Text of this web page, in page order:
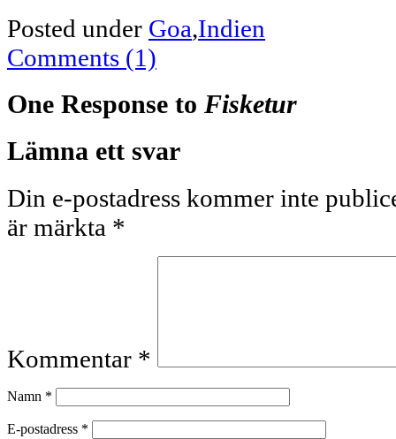
Posted under Goa,Indien
Comments (1)
One Response to Fisketur
Lämna ett svar
Din e-postadress kommer inte
är märkta *
Kommentar *
Namn *
E-postadress *